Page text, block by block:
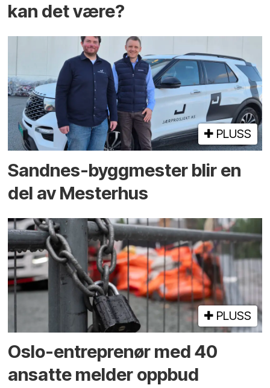
kan det være?
PLUSS
Sandnes-byggmester blir en
del av Mesterhus
PLUSS
Oslo-entreprenør med 40
ansatte melder oppbud